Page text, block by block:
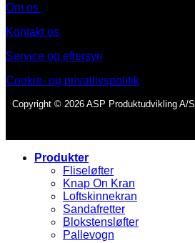
Om os
Kontakt os
Service og eftersyn
Cookie- og privatlivspolitik
Copyright © 2026 ASP Produktudvikling A/
Produkter
Fliseløfter
Knap On Kran
Loftskinnekran
Sandafretter
Blokstensløfter
Pallevogn